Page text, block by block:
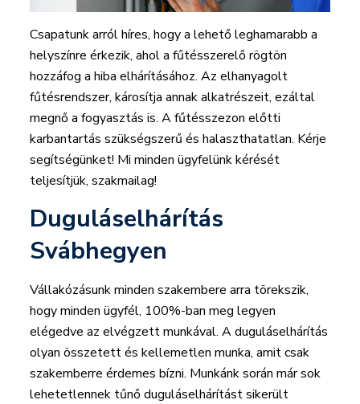
Csapatunk arról híres, hogy a lehető leghamarabb a
helyszínre érkezik, ahol a fűtésszerelő rögtön
hozzáfog a hiba elhárításához. Az elhanyagolt
fűtésrendszer, károsítja annak alkatrészeit, ezáltal
megnő a fogyasztás is. A fűtésszezon előtti
karbantartás szükségszerű és halaszthatatlan. Kérje
segítségünket! Mi minden ügyfelünk kérését
teljesítjük, szakmailag!
Duguláselhárítás
Svábhegyen
Vállakózásunk minden szakembere arra törekszik,
hogy minden ügyfél, 100%-ban meg legyen
elégedve az elvégzett munkával. A duguláselhárítás
olyan összetett és kellemetlen munka, amit csak
szakemberre érdemes bízni. Munkánk során már sok
lehetetlennek tűnő duguláselhárítást sikerült